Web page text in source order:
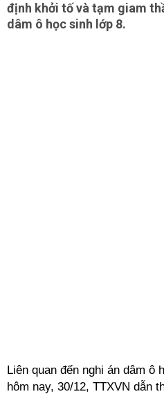
định khởi tố và tạm giam
dâm ô học sinh lớp 8.
Liên quan đến nghi án dâm ô
hôm nay, 30/12, TTXVN dẫn